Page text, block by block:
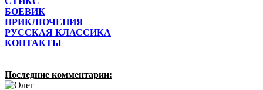
БОЕВИК
ПРИКЛЮЧЕНИЯ
РУССКАЯ КЛАССИКА
КОНТАКТЫ
Последние комментарии: